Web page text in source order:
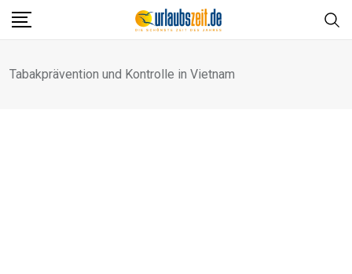
Skip
Tabakprävention und Kontrolle in Vietnam